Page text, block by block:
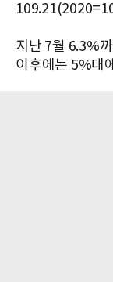
지난 7월 6.3%
이후에는 5%대